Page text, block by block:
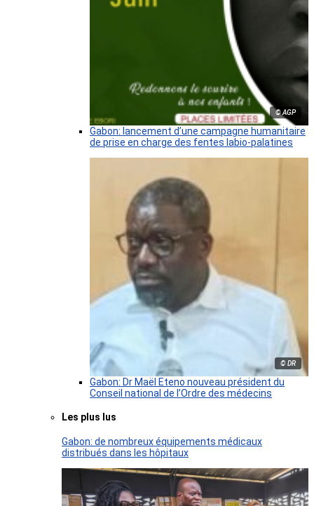
© AGP
Gabon: lancement d’une campagne humanitaire
de prise en charge des fentes labio-palatines
© DR
Gabon: Dr Maël Eteno nouveau président du
Conseil national de l’Ordre des médecins
Les plus lus
Gabon: de nombreux équipements médicaux
distribués dans les hôpitaux